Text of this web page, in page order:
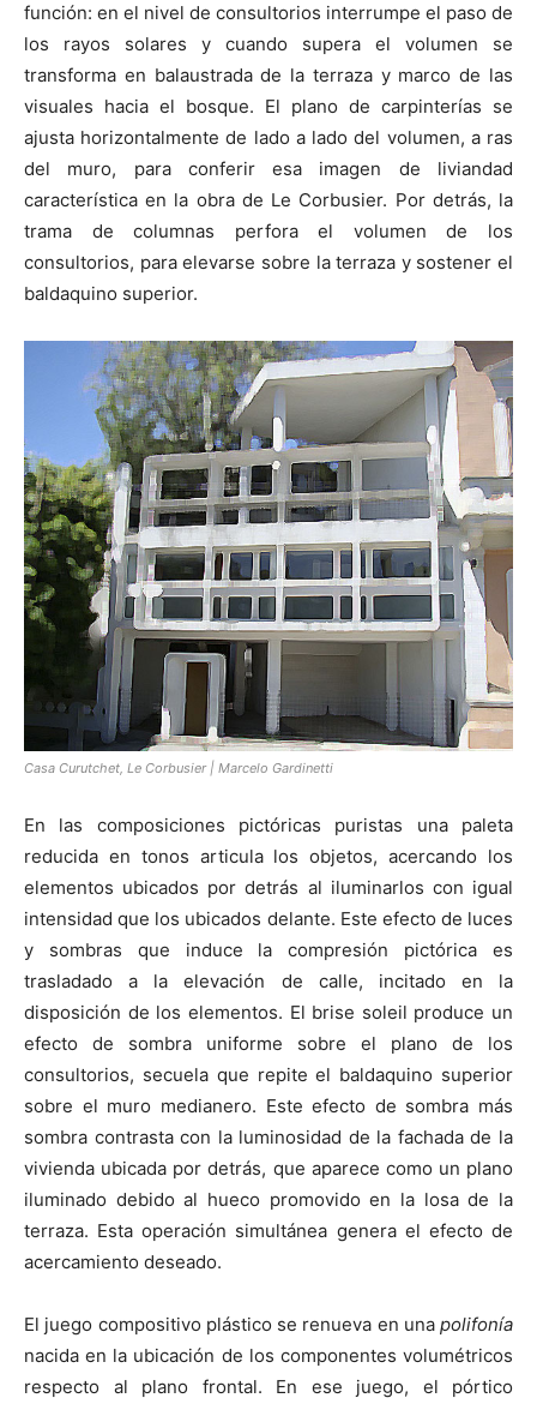
función: en el nivel de consultorios interrumpe el paso de
los rayos solares y cuando supera el volumen se
transforma en balaustrada de la terraza y marco de las
visuales hacia el bosque. El plano de carpinterías se
ajusta horizontalmente de lado a lado del volumen, a ras
del muro, para conferir esa imagen de liviandad
característica en la obra de Le Corbusier. Por detrás, la
trama de columnas perfora el volumen de los
consultorios, para elevarse sobre la terraza y sostener el
baldaquino superior.
Casa Curutchet, Le Corbusier | Marcelo Gardinetti
En las composiciones pictóricas puristas una paleta
reducida en tonos articula los objetos, acercando los
elementos ubicados por detrás al iluminarlos con igual
intensidad que los ubicados delante. Este efecto de luces
y sombras que induce la compresión pictórica es
trasladado a la elevación de calle, incitado en la
disposición de los elementos. El brise soleil produce un
efecto de sombra uniforme sobre el plano de los
consultorios, secuela que repite el baldaquino superior
sobre el muro medianero. Este efecto de sombra más
sombra contrasta con la luminosidad de la fachada de la
vivienda ubicada por detrás, que aparece como un plano
iluminado debido al hueco promovido en la losa de la
terraza. Esta operación simultánea genera el efecto de
acercamiento deseado.
El juego compositivo plástico se renueva en una polifonía
nacida en la ubicación de los componentes volumétricos
respecto al plano frontal. En ese juego, el pórtico